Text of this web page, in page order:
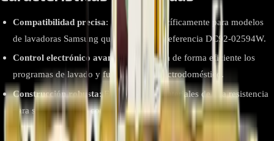
Compatibilidad precisa: Diseñada específicamente para modelos
de lavadoras Samsung que requieren la referencia DC92-02594W.
Control electrónico avanzado
: Gestiona de forma eficiente los
programas de lavado y funciones del electrodoméstico.
Construcción robusta: Fabricada con materiales de alta resistencia
para soportar el uso constante.